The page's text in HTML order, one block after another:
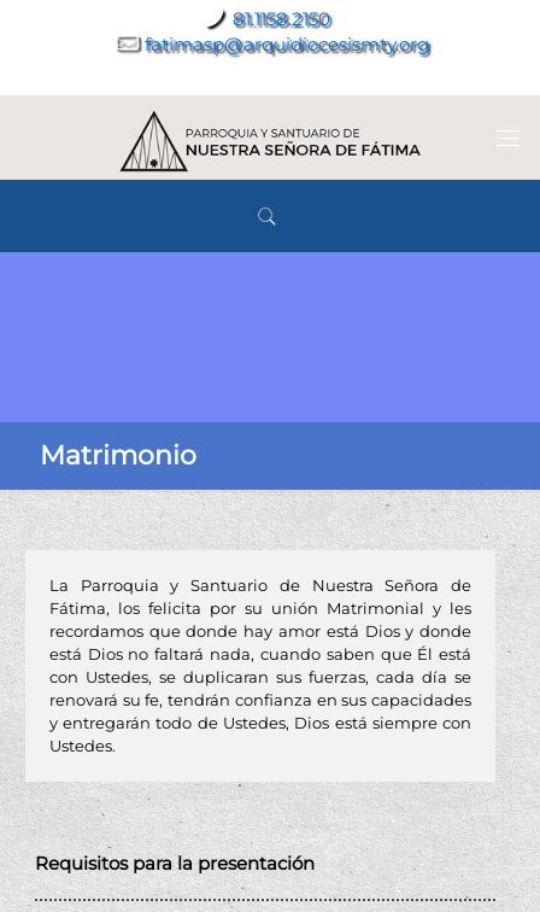
81.1158.2150
fatimasp@arquidiocesismty.org
Matrimonio
La Parroquia y Santuario de Nuestra Señora de
Fátima, los felicita por su unión Matrimonial y les
recordamos que donde hay amor está Dios y donde
está Dios no faltará nada, cuando saben que Él está
con Ustedes, se duplicaran sus fuerzas, cada día se
renovará su fe, tendrán confianza en sus capacidades
y entregarán todo de Ustedes, Dios está siempre con
Ustedes.
Requisitos para la presentación